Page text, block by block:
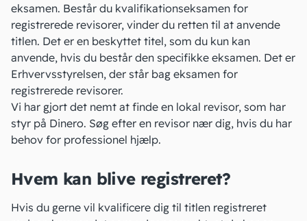
eksamen. Består du kvalifikationseksamen for
registrerede revisorer, vinder du retten til at anvende
titlen. Det er en beskyttet titel, som du kun kan
anvende, hvis du består den specifikke eksamen. Det er
Erhvervsstyrelsen, der står bag eksamen for
registrerede revisorer.
Vi har gjort det nemt at finde en lokal revisor, som har
styr på Dinero. Søg efter en revisor nær dig, hvis du har
behov for professionel hjælp.
Hvem kan blive registreret?
Hvis du gerne vil kvalificere dig til titlen registreret